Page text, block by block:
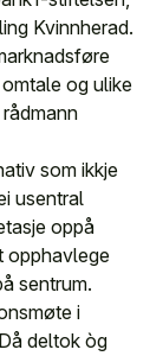
Kvinnherad.
og ulike
som ikkje
usentral
oppå
opphavlege
sentrum.
i
deltok òg